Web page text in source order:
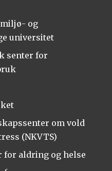
miljø- og
universitet
senter for
om vold
(NKVTS)
for aldring og helse